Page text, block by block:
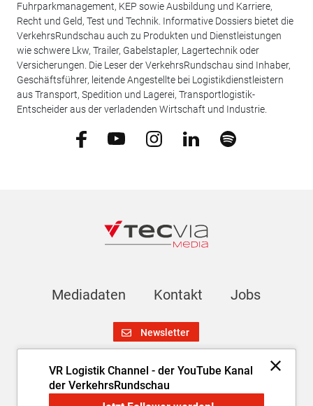
VR Logistik Channel - der YouTube Kanal
der VerkehrsRundschau
Fuhrparkmanagement, KEP sowie Ausbildung und Karriere,
Recht und Geld, Test und Technik. Informative Dossiers bietet die
VerkehrsRundschau auch zu Produkten und Dienstleistungen
wie schwere Lkw, Trailer, Gabelstapler, Lagertechnik oder
Versicherungen. Die Leser der VerkehrsRundschau sind Inhaber,
Geschäftsführer, leitende Angestellte bei Logistikdienstleistern
aus Transport, Spedition und Lagerei, Transportlogistik-
Entscheider aus der verladenden Wirtschaft und Industrie.
Mediadaten Kontakt Jobs
Newsletter
Impressum AGB Datenschutz